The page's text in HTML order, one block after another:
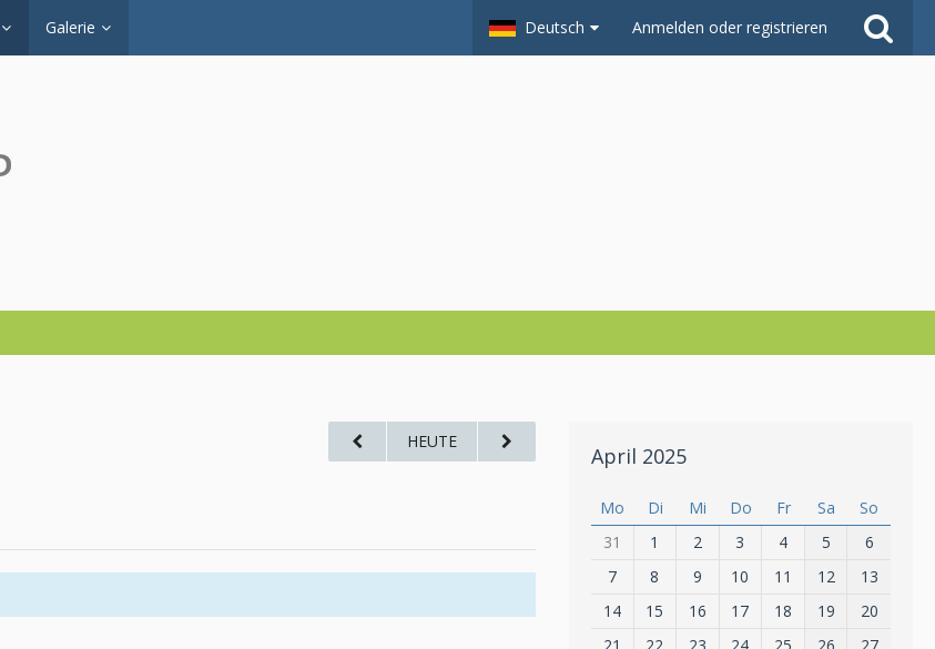
Galerie Deutsch Anmelden oder registrieren
HEUTE
April 2025
Mo Di Mi Do Fr Sa
So
31
1 2 3 4 5
6
7
8 9 10 11 12
13
14
15 16 17 18 19
20